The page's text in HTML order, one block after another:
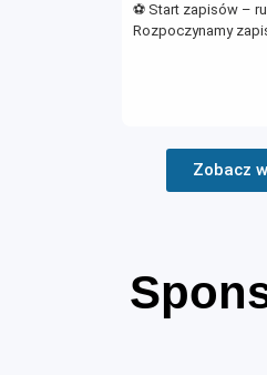
⚽ Start zapisów –
Rozpoczynamy
Zobacz